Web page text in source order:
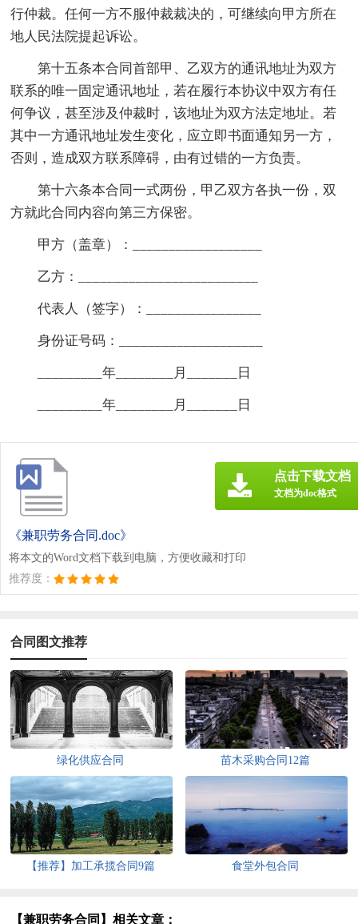
行仲裁。任何一方不服仲裁裁决的，可继续向甲方所在
地人民法院提起诉讼。
第十五条本合同首部甲、乙双方的通讯地址为双方
联系的唯一固定通讯地址，若在履行本协议中双方有任
何争议，甚至涉及仲裁时，该地址为双方法定地址。若
其中一方通讯地址发生变化，应立即书面通知另一方，
否则，造成双方联系障碍，由有过错的一方负责。
第十六条本合同一式两份，甲乙双方各执一份，双
方就此合同内容向第三方保密。
甲方（盖章）：__________________
乙方：_________________________
代表人（签字）：________________
身份证号码：____________________
_________年________月_______日
_________年________月_______日
《兼职劳务合同.doc》
将本文的Word文档下载到电脑，方便收藏和打印
推荐度：
点击下载文档
文档为doc格式
合同图文推荐
绿化供应合同 苗木采购合同12篇
【推荐】加工承揽合同9篇 食堂外包合同
【兼职劳务合同】相关文章：